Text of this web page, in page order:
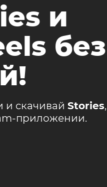
и
без
и скачивай Stories,
приложении.